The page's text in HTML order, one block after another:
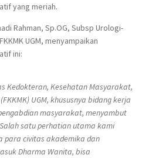
yang meriah.
Rahman, Sp.OG, Subsp Urologi-
UGM, menyampaikan
ini:
Kedokteran, Kesehatan Masyarakat,
UGM, khususnya bidang kerja
masyarakat, menyambut
satu perhatian utama kami
para civitas akademika dan
Dharma Wanita, bisa